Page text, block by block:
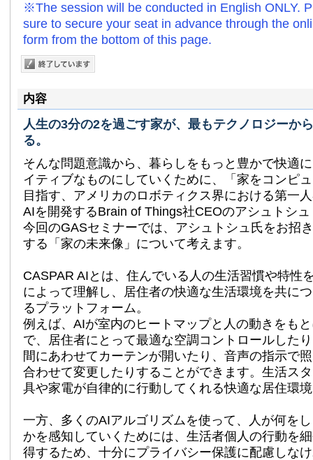
※The session will be conducted in English ONLY.
sure to secure your seat in advance through the
form from the bottom of this page.
内容
人生の3分の2を過ごす家が、最もテクノロジーか
る。
そんな問題意識から、暮らしをもっと豊かで快適
イティブなものにしていくために、「家をコンピ
目指す、アメリカのロボティクス界における第一
AIを開発するBrain of Things社CEOのアシュトシ
今回のGASセミナーでは、アシュトシュ氏をお招
する「家の未来像」について考えます。
CASPAR AIとは、住んでいる人の生活習慣や特性
によって理解し、居住者の快適な生活環境を共に
るプラットフォーム。
例えば、AIが室内のヒートマップと人の動きをも
で、居住者にとって最適な空調コントロールした
間にあわせてカーテンが開いたり、音声の指示で
合わせて変更したりすることができます。生活ス
具や家電が自律的に行動してくれる快適な居住環
一方、多くのAIアルゴリズムを使って、人が何を
かを感知していくためには、生活者個人の行動を
得するため、十分にプライバシー保護に配慮しな